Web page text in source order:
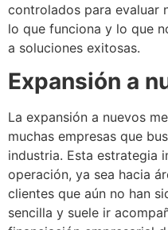
controlados para evaluar
lo que funciona y lo que
a soluciones exitosas.
Expansión a
La expansión a nuevos
muchas empresas que
industria. Esta estrategia
operación, ya sea hacia
clientes que aún no han
sencilla y suele ir